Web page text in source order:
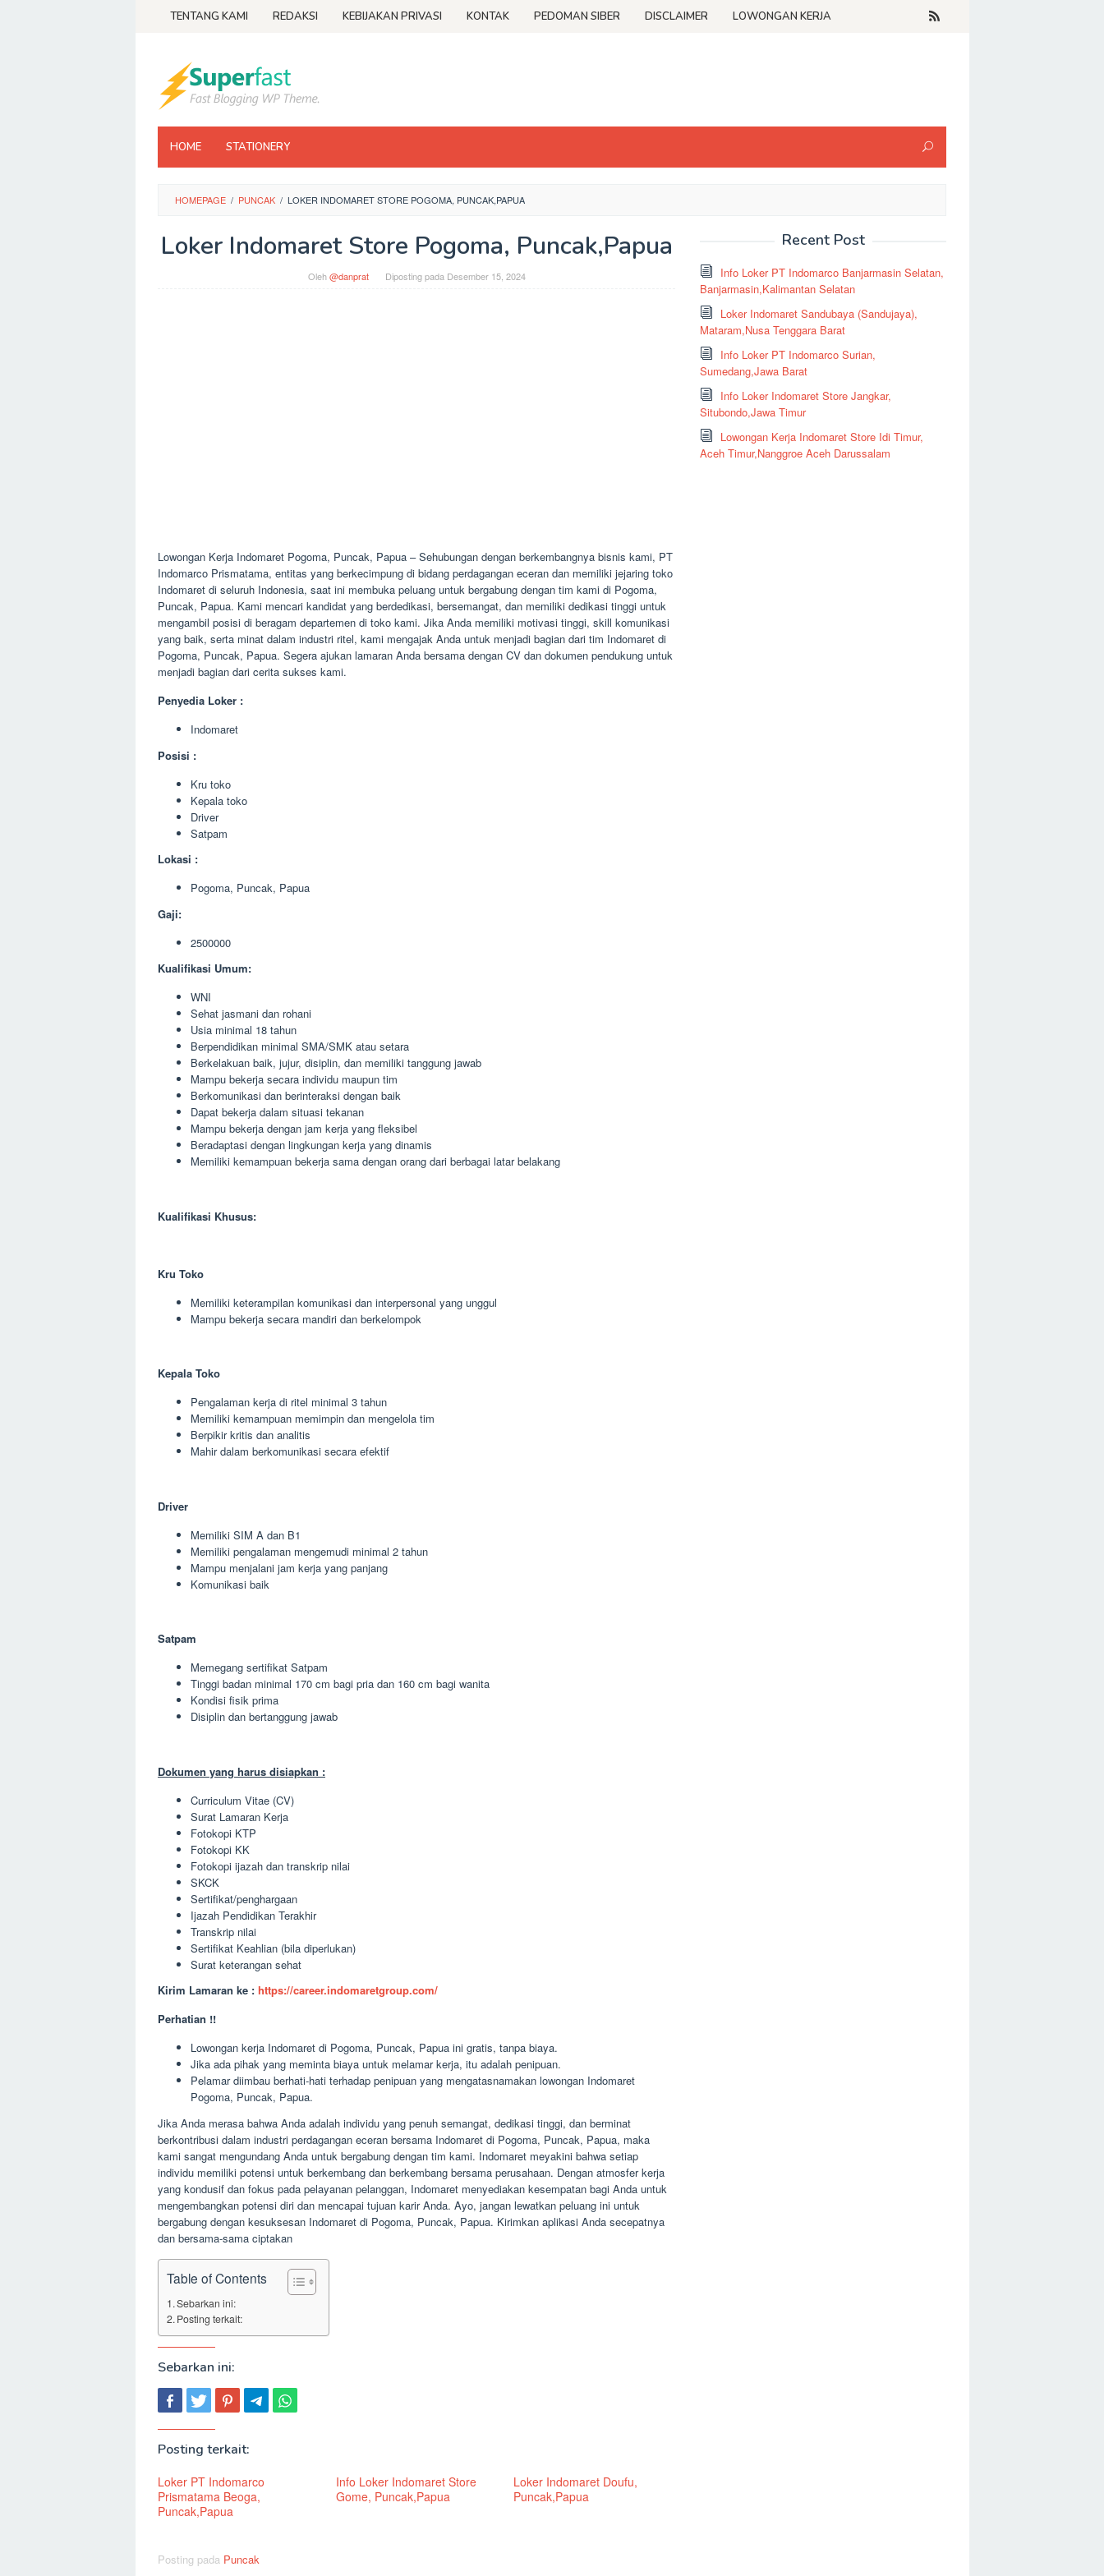
TENTANG KAMI REDAKSI KEBIJAKAN PRIVASI KONTAK PEDOMAN SIBER DISCLAIMER LOWONGAN KERJA
HOME STATIONERY
HOMEPAGE / PUNCAK / LOKER INDOMARET STORE POGOMA, PUNCAK,PAPUA
Loker Indomaret Store Pogoma, Puncak,Papua
Oleh@danprat Diposting pada Desember 15, 2024
Lowongan Kerja Indomaret Pogoma, Puncak, Papua – Sehubungan dengan berkembangnya bisnis kami, PT
Indomarco Prismatama, entitas yang berkecimpung di bidang perdagangan eceran dan memiliki jejaring toko
Indomaret di seluruh Indonesia, saat ini membuka peluang untuk bergabung dengan tim kami di Pogoma,
Puncak, Papua. Kami mencari kandidat yang berdedikasi, bersemangat, dan memiliki dedikasi tinggi untuk
mengambil posisi di beragam departemen di toko kami. Jika Anda memiliki motivasi tinggi, skill komunikasi
yang baik, serta minat dalam industri ritel, kami mengajak Anda untuk menjadi bagian dari tim Indomaret di
Pogoma, Puncak, Papua. Segera ajukan lamaran Anda bersama dengan CV dan dokumen pendukung untuk
menjadi bagian dari cerita sukses kami.
Penyedia Loker :
Indomaret
Posisi :
Kru toko
Kepala toko
Driver
Satpam
Lokasi :
Pogoma, Puncak, Papua
Gaji:
2500000
Kualifikasi Umum:
WNI
Sehat jasmani dan rohani
Usia minimal 18 tahun
Berpendidikan minimal SMA/SMK atau setara
Berkelakuan baik, jujur, disiplin, dan memiliki tanggung jawab
Mampu bekerja secara individu maupun tim
Berkomunikasi dan berinteraksi dengan baik
Dapat bekerja dalam situasi tekanan
Mampu bekerja dengan jam kerja yang fleksibel
Beradaptasi dengan lingkungan kerja yang dinamis
Memiliki kemampuan bekerja sama dengan orang dari berbagai latar belakang
Kualifikasi Khusus:
Kru Toko
Memiliki keterampilan komunikasi dan interpersonal yang unggul
Mampu bekerja secara mandiri dan berkelompok
Kepala Toko
Pengalaman kerja di ritel minimal 3 tahun
Memiliki kemampuan memimpin dan mengelola tim
Berpikir kritis dan analitis
Mahir dalam berkomunikasi secara efektif
Driver
Memiliki SIM A dan B1
Memiliki pengalaman mengemudi minimal 2 tahun
Mampu menjalani jam kerja yang panjang
Komunikasi baik
Satpam
Memegang sertifikat Satpam
Tinggi badan minimal 170 cm bagi pria dan 160 cm bagi wanita
Kondisi fisik prima
Disiplin dan bertanggung jawab
Dokumen yang harus disiapkan :
Curriculum Vitae (CV)
Surat Lamaran Kerja
Fotokopi KTP
Fotokopi KK
Fotokopi ijazah dan transkrip nilai
SKCK
Sertifikat/penghargaan
Ijazah Pendidikan Terakhir
Transkrip nilai
Sertifikat Keahlian (bila diperlukan)
Surat keterangan sehat
Kirim Lamaran ke : https://career.indomaretgroup.com/
Perhatian !!
Lowongan kerja Indomaret di Pogoma, Puncak, Papua ini gratis, tanpa biaya.
Jika ada pihak yang meminta biaya untuk melamar kerja, itu adalah penipuan.
Pelamar diimbau berhati-hati terhadap penipuan yang mengatasnamakan lowongan Indomaret
Pogoma, Puncak, Papua.
Jika Anda merasa bahwa Anda adalah individu yang penuh semangat, dedikasi tinggi, dan berminat
berkontribusi dalam industri perdagangan eceran bersama Indomaret di Pogoma, Puncak, Papua, maka
kami sangat mengundang Anda untuk bergabung dengan tim kami. Indomaret meyakini bahwa setiap
individu memiliki potensi untuk berkembang dan berkembang bersama perusahaan. Dengan atmosfer kerja
yang kondusif dan fokus pada pelayanan pelanggan, Indomaret menyediakan kesempatan bagi Anda untuk
mengembangkan potensi diri dan mencapai tujuan karir Anda. Ayo, jangan lewatkan peluang ini untuk
bergabung dengan kesuksesan Indomaret di Pogoma, Puncak, Papua. Kirimkan aplikasi Anda secepatnya
dan bersama-sama ciptakan
Table of Contents
Sebarkan ini:
Posting terkait:
Sebarkan ini:
Posting terkait:
Loker PT Indomarco
Prismatama Beoga,
Puncak,Papua
Info Loker Indomaret Store
Gome, Puncak,Papua
Loker Indomaret Doufu,
Puncak,Papua
Posting pada Puncak
Recent Post
Info Loker PT Indomarco Banjarmasin Selatan,
Banjarmasin,Kalimantan Selatan
Loker Indomaret Sandubaya (Sandujaya),
Mataram,Nusa Tenggara Barat
Info Loker PT Indomarco Surian,
Sumedang,Jawa Barat
Info Loker Indomaret Store Jangkar,
Situbondo,Jawa Timur
Lowongan Kerja Indomaret Store Idi Timur,
Aceh Timur,Nanggroe Aceh Darussalam